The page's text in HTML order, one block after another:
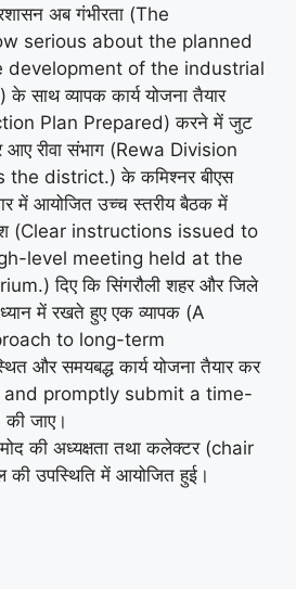
अब गंभीरता (The
serious about the planned
development of the industrial
व्यापक कार्य योजना तैयार
Plan Prepared) करने में जुट
रीवा संभाग (Rewa Division
district.) के कमिश्नर बीएस
में आयोजित उच्च स्तरीय बैठक में
(Clear instructions issued to
level meeting held at the
दिए कि सिंगरौली शहर और जिले
में रखते हुए एक व्यापक (A
to long-term
और समयबद्ध कार्य योजना तैयार कर
and promptly submit a time-
जाए।
की अध्यक्षता तथा कलेक्टर (chair
उपस्थिति में आयोजित हुई।